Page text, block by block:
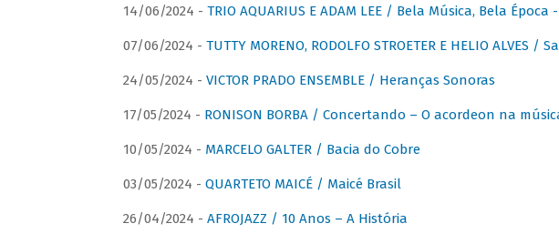
14/06/2024 - TRIO AQUARIUS E ADAM LEE / Bela Música, Bela
07/06/2024 - TUTTY MORENO, RODOLFO STROETER E HELIO ALVES /
24/05/2024 - VICTOR PRADO ENSEMBLE / Heranças Sonoras
17/05/2024 - RONISON BORBA / Concertando – O acordeon na
10/05/2024 - MARCELO GALTER / Bacia do Cobre
03/05/2024 - QUARTETO MAICÉ / Maicé Brasil
26/04/2024 - AFROJAZZ / 10 Anos – A História